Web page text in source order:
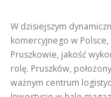
W dzisiejszym
komercyjnego w
Pruszkowie, jakość
rolę. Pruszków,
ważnym centrum